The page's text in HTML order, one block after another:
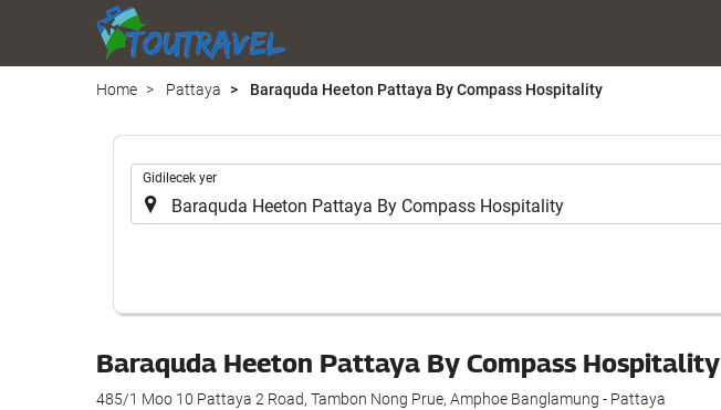
Home Pattaya Baraquda Heeton Pattaya By Compass Hospitality
Gidilecek yer
Baraquda Heeton Pattaya By Compass Hospitality
485/1 Moo 10 Pattaya 2 Road, Tambon Nong Prue, Amphoe Banglamung - Pattaya